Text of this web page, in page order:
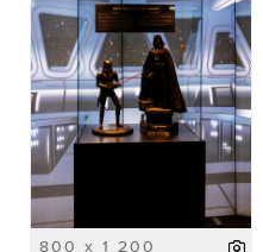
800 x 1 200